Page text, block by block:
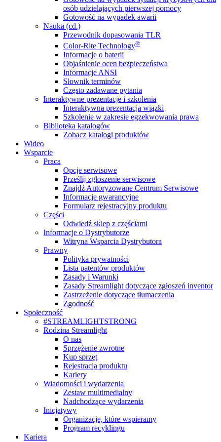
osób udzielających pierwszej pomocy
Gotowość na wypadek awarii
Nauka (cd.)
Przewodnik dopasowania TLR
Color-Rite Technology®
Informacje o baterii
Objaśnienie ocen bezpieczeństwa
Informacje ANSI
Słownik terminów
Często zadawane pytania
Interaktywne prezentacje i szkolenia
Interaktywna prezentacja wiązki
Szkolenie w zakresie egzekwowania prawa
Biblioteka katalogów
Zobacz katalogi produktów
Wideo
Wsparcie
Praca
Opcje serwisowe
Prześlij zgłoszenie serwisowe
Znajdź Autoryzowane Centrum Serwisowe
Informacje gwarancyjne
Formularz rejestracyjny produktu
Części
Odwiedź sklep z częściami
Informacje o Dystrybutorze
Witryna Wsparcia Dystrybutora
Prawny
Polityka prywatności
Lista patentów produktów
Zasady i Warunki
Zasady Streamlight dotyczące zgłoszeń inventor
Zastrzeżenie dotyczące tłumaczenia
Zgodność
Społeczność
#STREAMLIGHTSTRONG
Rodzina Streamlight
O nas
Sprzężenie zwrotne
Kup sprzęt
Rejestracja produktu
Kariery
Wiadomości i wydarzenia
Zestaw multimedialny
Nadchodzące wydarzenia
Inicjatywy
Organizacje, które wspieramy
Program recyklingu
Kariera